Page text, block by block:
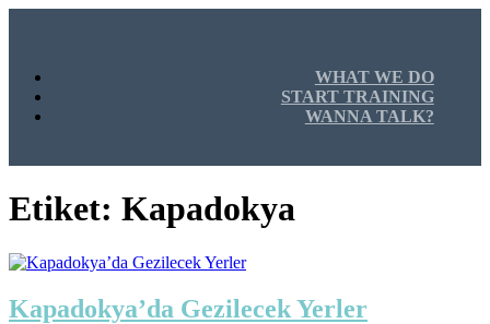
WHAT WE DO
START TRAINING
WANNA TALK?
Etiket: Kapadokya
Kapadokya’da Gezilecek Yerler